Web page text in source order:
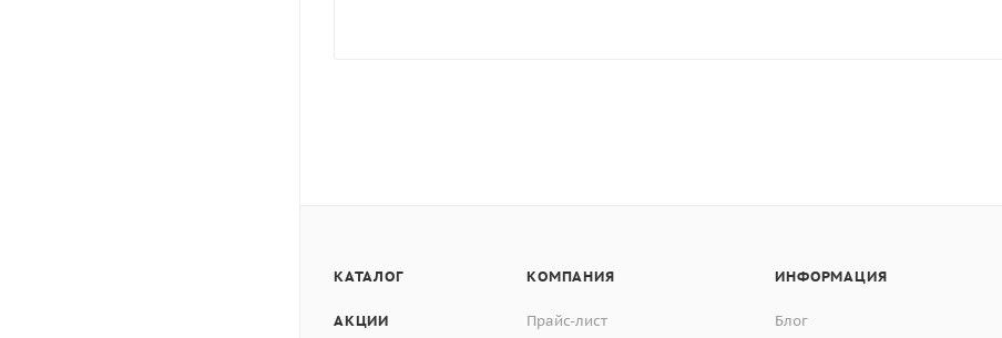
КАТАЛОГ
АКЦИИ
КОМПАНИЯ
Прайс-лист
ИНФОРМАЦИЯ
Блог